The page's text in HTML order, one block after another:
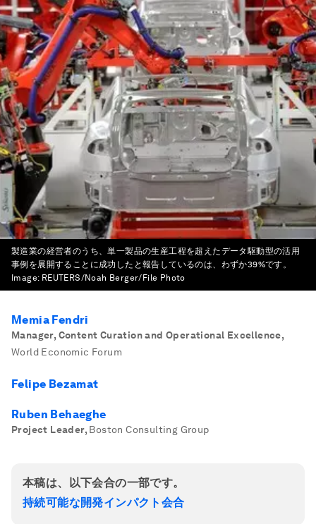
製造業の経営者のうち、単一製品の生産工程を超えたデータ駆動型の活用
事例を展開することに成功したと報告しているのは、わずか39%です。
Image: REUTERS/Noah Berger/File Photo
Memia Fendri
Manager, Content Curation and Operational Excellence,
World Economic Forum
Felipe Bezamat
Ruben Behaeghe
Project Leader, Boston Consulting Group
本稿は、以下会合の一部です。
持続可能な開発インパクト会合